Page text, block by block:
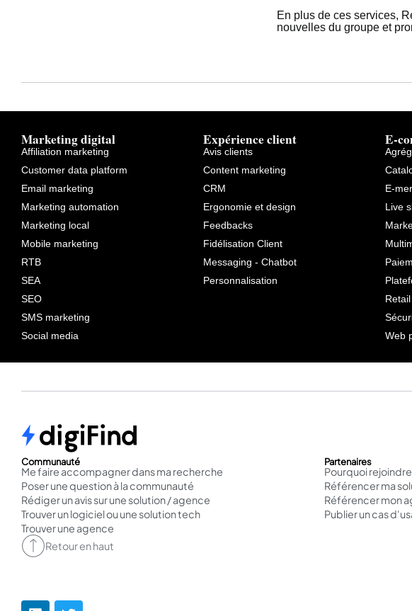
En plus de ces services,
nouvelles du groupe et
Marketing digital
Affiliation marketing
Customer data platform
Email marketing
Marketing automation
Marketing local
Mobile marketing
RTB
SEA
SEO
SMS marketing
Social media
Expérience client
Avis clients
Content marketing
CRM
Ergonomie et design
Feedbacks
Fidélisation Client
Messaging - Chatbot
Personnalisation
E-
E-
Live
Web
Communauté
Me faire accompagner dans ma recherche
Poser une question à la communauté
Rédiger un avis sur une solution / agence
Trouver un logiciel ou une solution tech
Trouver une agence
Partenaires
Pourquoi
Référencer ma
Référencer mon
Publier un cas
Retour en haut